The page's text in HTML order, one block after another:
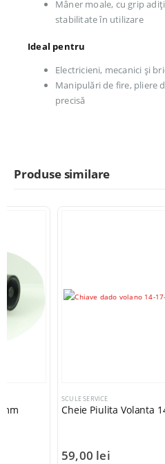
Mâner moale, cu grip
stabilitate în utilizare
Ideal pentru
Electricieni, mecanici și
Manipulări de fire, pliere
precisă
Produse similare
Cheie Piulita Volanta 14-17
lei